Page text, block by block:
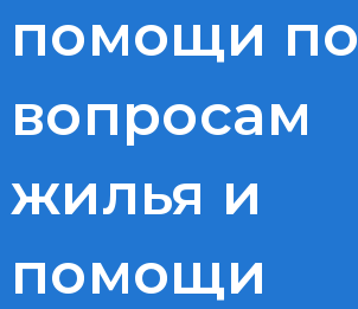
помощи по
вопросам
жилья и
помощи